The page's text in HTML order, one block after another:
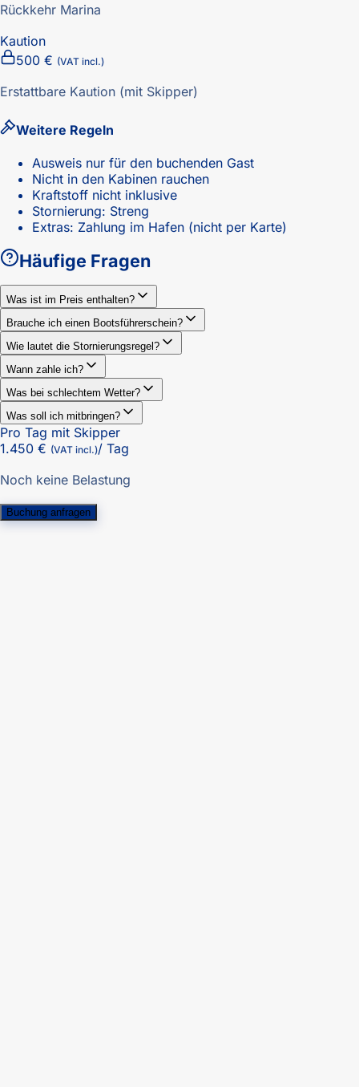
Rückkehr Marina
Kaution
500 € (VAT incl.)
Erstattbare Kaution (mit Skipper)
Weitere Regeln
Ausweis nur für den buchenden Gast
Nicht in den Kabinen rauchen
Kraftstoff nicht inklusive
Stornierung: Streng
Extras: Zahlung im Hafen (nicht per Karte)
Häufige Fragen
Was ist im Preis enthalten?
Brauche ich einen Bootsführerschein?
Wie lautet die Stornierungsregel?
Wann zahle ich?
Was bei schlechtem Wetter?
Was soll ich mitbringen?
Pro Tag mit Skipper
1.450 € (VAT incl.)/ Tag
Noch keine Belastung
Buchung anfragen